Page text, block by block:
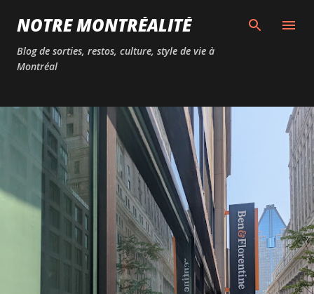
Passer au contenu principal
NOTRE MONTRÉALITÉ
Blog de sorties, restos, culture, style de vie à
Montréal